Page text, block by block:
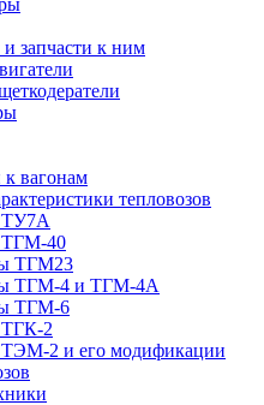
запчасти к ним
к вагонам
тепловозов
ТУ7А
ТГМ-40
ТГМ23
ТГМ-4 и ТГМ-4А
ТГМ-6
ТГК-2
ТЭМ-2 и его модификации